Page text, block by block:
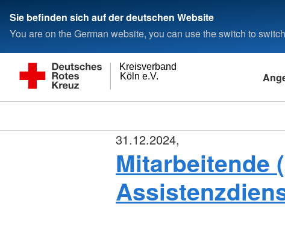
Sie befinden sich auf der deutschen Website
You are on the German website, you can use the switch to
Köln e.V.
Kreisverband
31.12.2024,
Mitarbeitende